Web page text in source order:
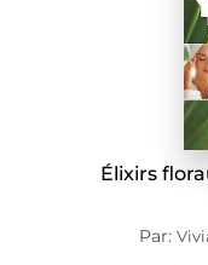
Élixirs
Par: